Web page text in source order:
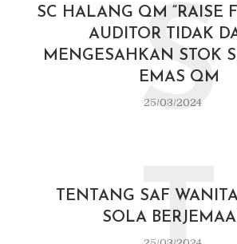
SC HALANG QM “RAISE
AUDITOR TIDAK
MENGESAHKAN STOK
EMAS QM
25/03/2024
S
TENTANG SAF
SOLA